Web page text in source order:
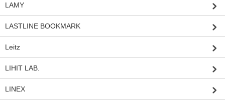
LAMY
LASTLINE BOOKMARK
Leitz
LIHIT LAB.
LINEX